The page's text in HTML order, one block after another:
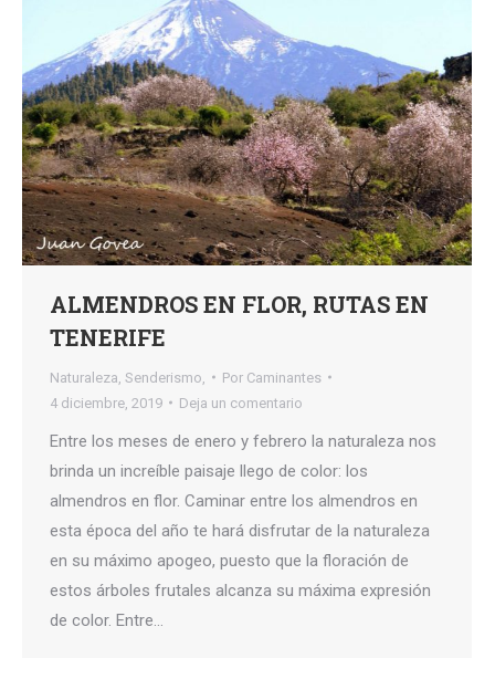
ALMENDROS EN FLOR, RUTAS EN
TENERIFE
Naturaleza Senderismo, Por Caminantes
4 diciembre, 2019
Deja un comentario
Entre los meses de enero y febrero la naturaleza nos
brinda un increíble paisaje llego de color: los
almendros en flor. Caminar entre los almendros en
esta época del año te hará disfrutar de la naturaleza
en su máximo apogeo, puesto que la floración de
estos árboles frutales alcanza su máxima expresión
de color. Entre…